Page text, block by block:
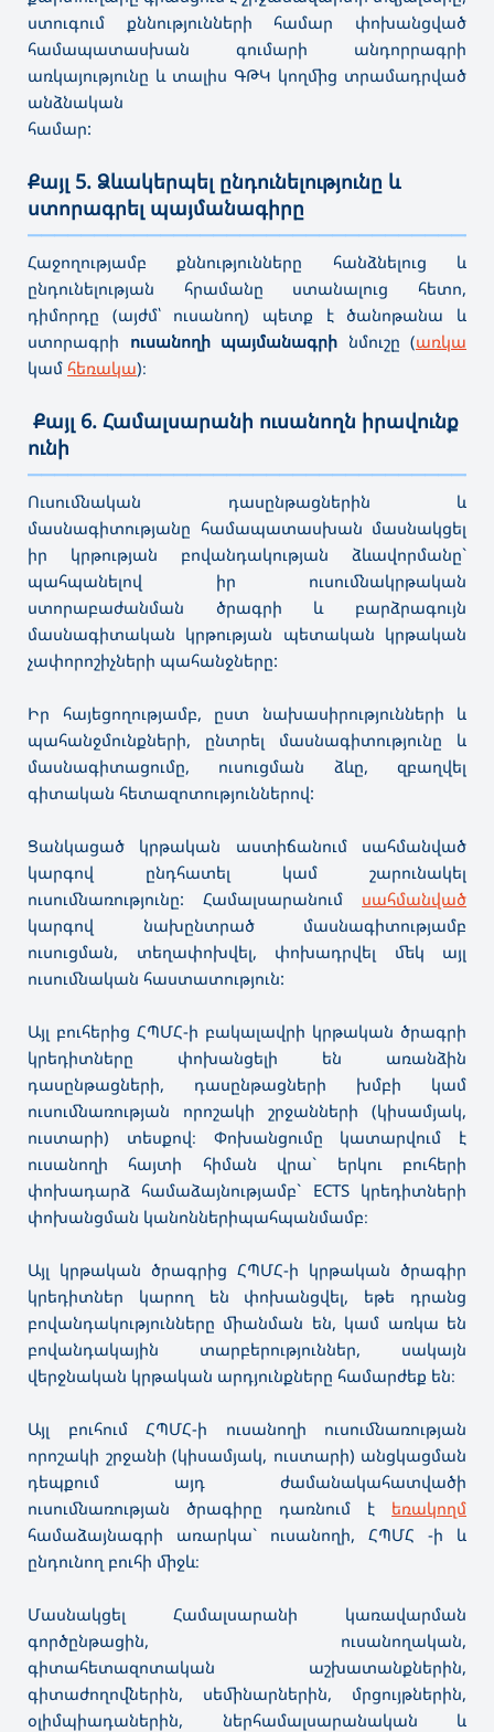
ստուգում քննությունների համար փոխանցված
համապատասխան գումարի անդորրագրի
առկայությունը և տալիս ԳԹԿ կողմից տրամադրված
անձնական
համար:
Քայլ 5. Ձևակերպել ընդունելությունը և
ստորագրել պայմանագիրը
Հաջողությամբ քննությունները հանձնելուց և
ընդունելության հրամանը ստանալուց հետո,
դիմորդը (այժմ՝ ուսանող) պետք է ծանոթանա և
ստորագրի ուսանողի պայմանագրի նմուշը (առկա
կամ հեռակա)։
Քայլ 6. Համալսարանի ուսանողն իրավունք
ունի
Ուսումնական դասընթացներին և
մասնագիտությանը համապատասխան մասնակցել
իր կրթության բովանդակության ձևավորմանը`
պահպանելով իր ուսումնակրթական
ստորաբաժանման ծրագրի և բարձրագույն
մասնագիտական կրթության պետական կրթական
չափորոշիչների պահանջները:
Իր հայեցողությամբ, ըստ նախասիրությունների և
պահանջմունքների, ընտրել մասնագիտությունը և
մասնագիտացումը, ուսուցման ձևը, զբաղվել
գիտական հետազոտություններով:
Ցանկացած կրթական աստիճանում սահմանված
կարգով ընդհատել կամ շարունակել
ուսումնառությունը: Համալսարանում սահմանված
կարգով նախընտրած մասնագիտությամբ
ուսուցման, տեղափոխվել, փոխադրվել մեկ այլ
ուսումնական հաստատություն:
Այլ բուհերից ՀՊՄՀ-ի բակալավրի կրթական ծրագրի
կրեդիտները փոխանցելի են առանձին
դասընթացների, դասընթացների խմբի կամ
ուսումնառության որոշակի շրջանների (կիսամյակ,
ուստարի) տեսքով։ Փոխանցումը կատարվում է
ուսանողի հայտի հիման վրա` երկու բուհերի
փոխադարձ համաձայնությամբ` ECTS կրեդիտների
փոխանցման կանոններիպահպանմամբ։
Այլ կրթական ծրագրից ՀՊՄՀ-ի կրթական ծրագիր
կրեդիտներ կարող են փոխանցվել, եթե դրանց
բովանդակությունները միանման են, կամ առկա են
բովանդակային տարբերություններ, սակայն
վերջնական կրթական արդյունքները համարժեք են։
Այլ բուհում ՀՊՄՀ-ի ուսանողի ուսումնառության
որոշակի շրջանի (կիսամյակ, ուստարի) անցկացման
դեպքում այդ ժամանակահատվածի
ուսումնառության ծրագիրը դառնում է եռակողմ
համաձայնագրի առարկա` ուսանողի, ՀՊՄՀ -ի և
ընդունող բուհի միջև։
Մասնակցել Համալսարանի կառավարման
գործընթացին, ուսանողական,
գիտահետազոտական աշխատանքներին,
գիտաժողովներին, սեմինարներին, մրցույթներին,
օլիմպիադաներին, ներհամալսարանական և